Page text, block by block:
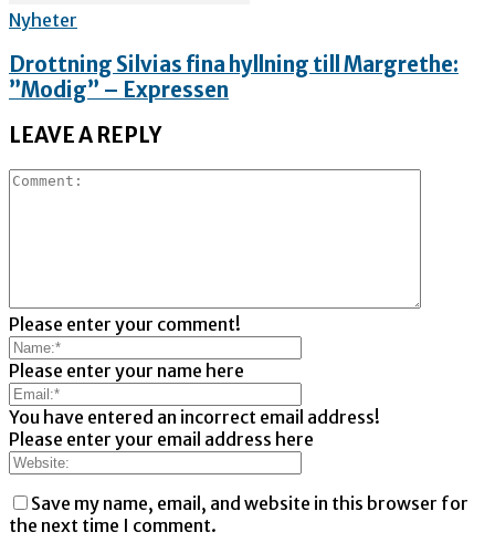
Nyheter
Drottning Silvias fina hyllning till Margrethe:
”Modig” – Expressen
LEAVE A REPLY
Please enter your comment!
Please enter your name here
You have entered an incorrect email address!
Please enter your email address here
Save my name, email, and website in this browser for
the next time I comment.